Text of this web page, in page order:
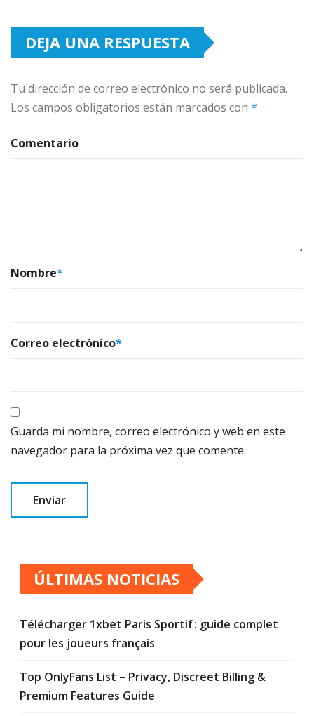
DEJA UNA RESPUESTA
Tu dirección de correo electrónico no será publicada.
Los campos obligatorios están marcados con *
Comentario
Nombre*
Correo electrónico*
Guarda mi nombre, correo electrónico y web en este
navegador para la próxima vez que comente.
ÚLTIMAS NOTICIAS
Télécharger 1xbet Paris Sportif : guide complet
pour les joueurs français
Top OnlyFans List – Privacy, Discreet Billing &
Premium Features Guide